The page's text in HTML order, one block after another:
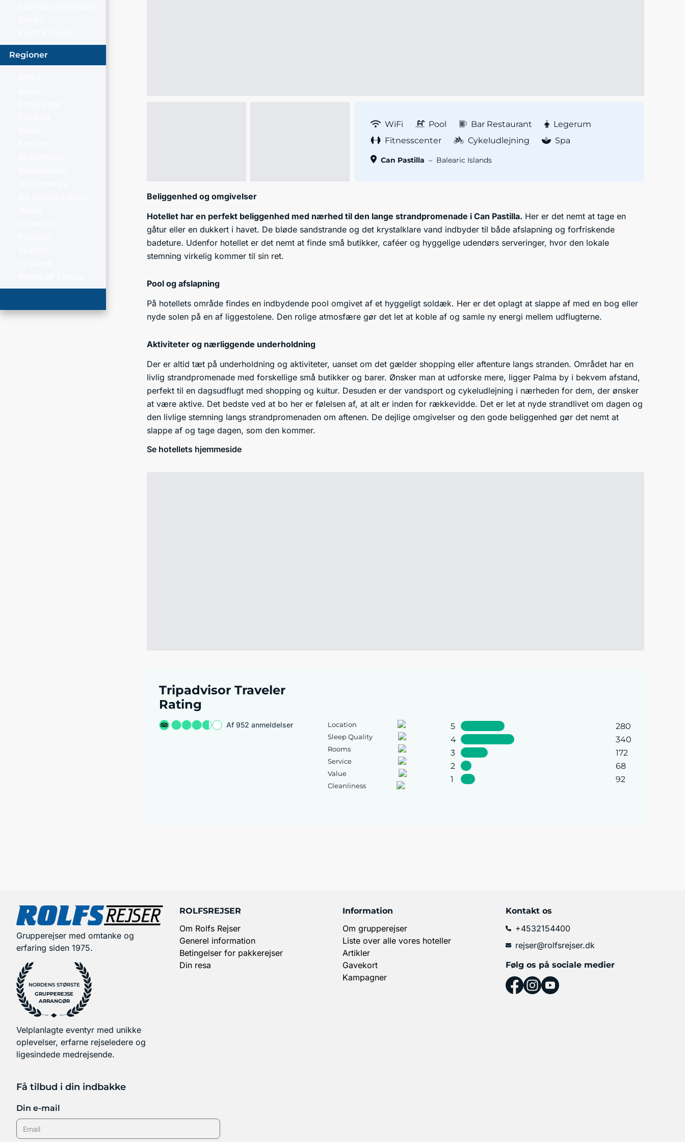
Regioner
WiFi Pool Bar Restaurant
Legerum
Fitnesscenter
Cykeludlejning Spa
Can Pastilla – Balearic Islands
Beliggenhed og omgivelser
Hotellet har en perfekt beliggenhed med nærhed til den lange strandpromenade i Can Pastilla. Her er det nemt at tage en
gåtur eller en dukkert i havet. De bløde sandstrande og det krystalklare vand indbyder til både afslapning og forfriskende
badeture. Udenfor hotellet er det nemt at finde små butikker, caféer og hyggelige udendørs serveringer, hvor den lokale
stemning virkelig kommer til sin ret.
Pool og afslapning
På hotellets område findes en indbydende pool omgivet af et hyggeligt soldæk. Her er det oplagt at slappe af med en bog eller
nyde solen på en af liggestolene. Den rolige atmosfære gør det let at koble af og samle ny energi mellem udflugterne.
Aktiviteter og nærliggende underholdning
Der er altid tæt på underholdning og aktiviteter, uanset om det gælder shopping eller aftenture langs stranden. Området har en
livlig strandpromenade med forskellige små butikker og barer. Ønsker man at udforske mere, ligger Palma by i bekvem afstand,
perfekt til en dagsudflugt med shopping og kultur. Desuden er der vandsport og cykeludlejning i nærheden for dem, der ønsker
at være aktive. Det bedste ved at bo her er følelsen af, at alt er inden for rækkevidde. Det er let at nyde strandlivet om dagen og
den livlige stemning langs strandpromenaden om aftenen. De dejlige omgivelser og den gode beliggenhed gør det nemt at
slappe af og tage dagen, som den kommer.
Se hotellets hjemmeside
Tripadvisor Traveler
Rating
Af 952 anmeldelser
Location
Sleep Quality
Rooms
Service
Value
Cleanliness
5
280
4
340
3
172
2
68
1
92
Grupperejser med omtanke og
erfaring siden 1975.
NORDENS STØRSTE
GRUPPEREJSE
ARRANGØR
Velplanlagte eventyr med unikke
oplevelser, erfarne rejseledere og
ligesindede medrejsende.
ROLFSREJSER
Om Rolfs Rejser
Generel information
Betingelser for pakkerejser
Din resa
Information
Om grupperejser
Liste over alle vores hoteller
Artikler
Gavekort
Kampagner
Kontakt os
+4532154400
rejser@rolfsrejser.dk
Følg os på sociale medier
Få tilbud i din indbakke
Din e-mail